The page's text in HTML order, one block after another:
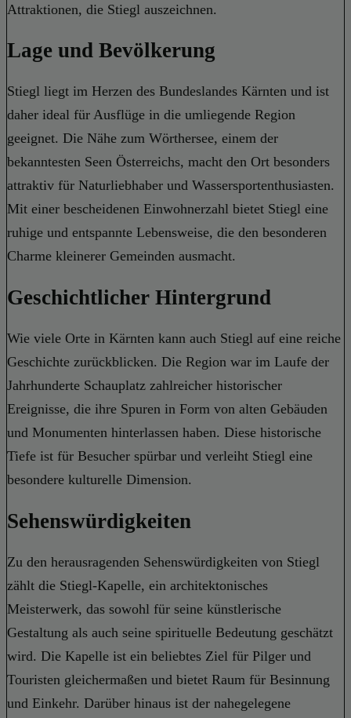
Attraktionen, die Stiegl auszeichnen.
Lage und Bevölkerung
Stiegl liegt im Herzen des Bundeslandes Kärnten und ist
daher ideal für Ausflüge in die umliegende Region
geeignet. Die Nähe zum Wörthersee, einem der
bekanntesten Seen Österreichs, macht den Ort besonders
attraktiv für Naturliebhaber und Wassersportenthusiasten.
Mit einer bescheidenen Einwohnerzahl bietet Stiegl eine
ruhige und entspannte Lebensweise, die den besonderen
Charme kleinerer Gemeinden ausmacht.
Geschichtlicher Hintergrund
Wie viele Orte in Kärnten kann auch Stiegl auf eine reiche
Geschichte zurückblicken. Die Region war im Laufe der
Jahrhunderte Schauplatz zahlreicher historischer
Ereignisse, die ihre Spuren in Form von alten Gebäuden
und Monumenten hinterlassen haben. Diese historische
Tiefe ist für Besucher spürbar und verleiht Stiegl eine
besondere kulturelle Dimension.
Sehenswürdigkeiten
Zu den herausragenden Sehenswürdigkeiten von Stiegl
zählt die Stiegl-Kapelle, ein architektonisches
Meisterwerk, das sowohl für seine künstlerische
Gestaltung als auch seine spirituelle Bedeutung geschätzt
wird. Die Kapelle ist ein beliebtes Ziel für Pilger und
Touristen gleichermaßen und bietet Raum für Besinnung
und Einkehr. Darüber hinaus ist der nahegelegene